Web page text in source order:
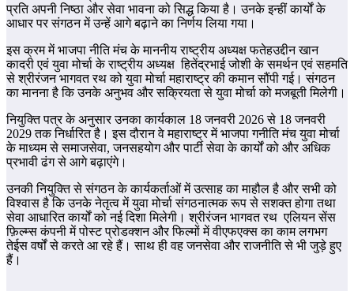
प्रति अपनी निष्ठा और सेवा भावना को सिद्ध किया है। उनके इन्हीं कार्यों के
आधार पर संगठन में उन्हें आगे बढ़ाने का निर्णय लिया गया।
इस क्रम में भाजपा नीति मंच के माननीय राष्ट्रीय अध्यक्ष फतेहउद्दीन खान
कादरी एवं युवा मोर्चा के राष्ट्रीय अध्यक्ष हितेंद्रभाई जोशी के समर्थन एवं सहमति
से श्रीरंजन भागवत रथ को युवा मोर्चा महाराष्ट्र की कमान सौंपी गई। संगठन
का मानना है कि उनके अनुभव और सक्रियता से युवा मोर्चा को मजबूती मिलेगी।
नियुक्ति पत्र के अनुसार उनका कार्यकाल 18 जनवरी 2026 से 18 जनवरी
2029 तक निर्धारित है। इस दौरान वे महाराष्ट्र में भाजपा गनीति मंच युवा मोर्चा
के माध्यम से समाजसेवा, जनसहयोग और पार्टी सेवा के कार्यों को और अधिक
प्रभावी ढंग से आगे बढ़ाएंगे।
उनकी नियुक्ति से संगठन के कार्यकर्ताओं में उत्साह का माहौल है और सभी को
विश्वास है कि उनके नेतृत्व में युवा मोर्चा संगठनात्मक रूप से सशक्त होगा तथा
सेवा आधारित कार्यों को नई दिशा मिलेगी। श्रीरंजन भागवत रथ एलियन सेंस
फ़िल्म्स कंपनी में पोस्ट प्रोडक्शन और फिल्मों में वीएफएक्स का काम लगभग
तेईस वर्षों से करते आ रहे हैं। साथ ही वह जनसेवा और राजनीति से भी जुड़े हुए
हैं।